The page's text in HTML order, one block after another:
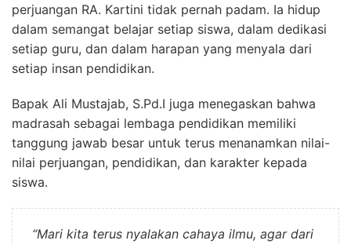
perjuangan RA. Kartini tidak pernah padam. Ia hidup
dalam semangat belajar setiap siswa, dalam dedikasi
setiap guru, dan dalam harapan yang menyala dari
setiap insan pendidikan.
Bapak Ali Mustajab, S.Pd.I juga menegaskan bahwa
madrasah sebagai lembaga pendidikan memiliki
tanggung jawab besar untuk terus menanamkan nilai-
nilai perjuangan, pendidikan, dan karakter kepada
siswa.
“Mari kita terus nyalakan cahaya ilmu, agar dari